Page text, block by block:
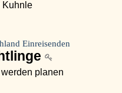
Kuhnle
Einreisenden
planen